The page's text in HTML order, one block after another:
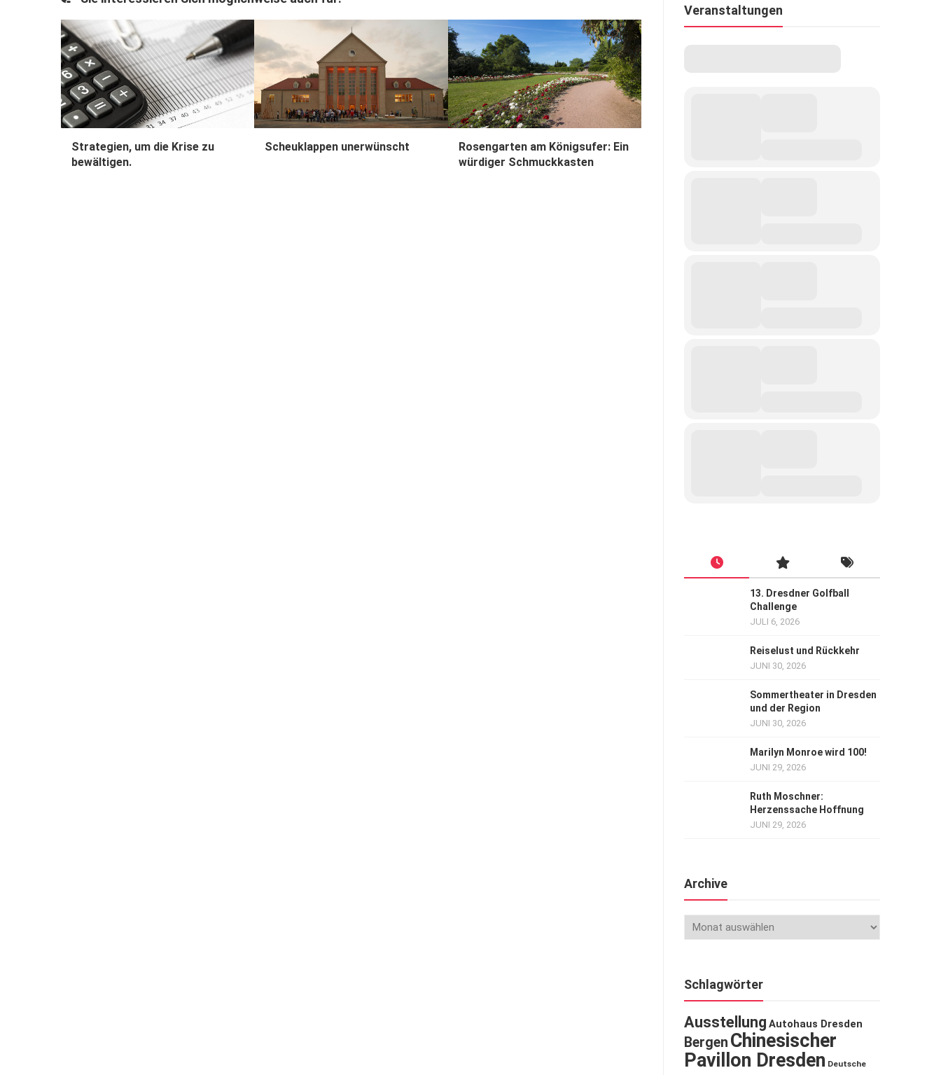
Strategien, um die Krise zu
bewältigen.
Scheuklappen unerwünscht
Rosengarten am Königsufer: Ein
würdiger Schmuckkasten
Veranstaltungen
13. Dresdner Golfball
Challenge
JULI 6, 2026
Reiselust und Rückkehr
JUNI 30, 2026
Sommertheater in Dresden
und der Region
JUNI 30, 2026
Marilyn Monroe wird 100!
JUNI 29, 2026
Ruth Moschner:
Herzenssache Hoffnung
JUNI 29, 2026
Archive
Schlagwörter
Ausstellung Autohaus Dresden
Bergen Chinesischer
Pavillon Dresden Deutsche